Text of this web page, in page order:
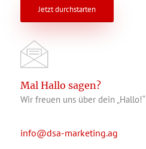
Jetzt durchstarten
Mal Hallo sagen?
Wir freuen uns über dein „Hallo!“
info@dsa-marketing.ag